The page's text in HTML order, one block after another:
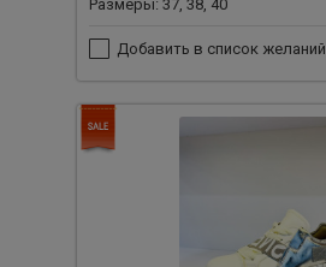
Размеры: 37, 38, 40
Добавить в список желаний